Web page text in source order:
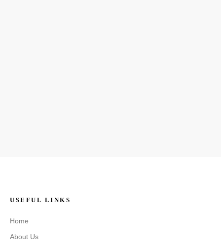
USEFUL LINKS
Home
About Us